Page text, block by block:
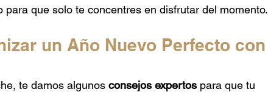
para que solo te concentres en disfrutar del momento.
un Año Nuevo Perfecto con
te damos algunos consejos expertos para que tu